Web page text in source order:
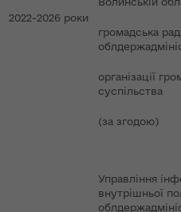
2022-2026 роки
громадська
організації
суспільства
(за згодою)
Управління
внутрішньої